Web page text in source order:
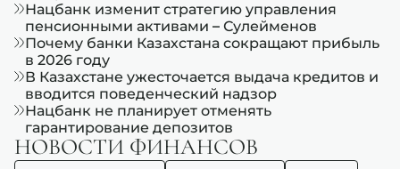
Нацбанк изменит стратегию управления
пенсионными активами – Сулейменов
Почему банки Казахстана сокращают прибыль
в 2026 году
В Казахстане ужесточается выдача кредитов и
вводится поведенческий надзор
Нацбанк не планирует отменять
гарантирование депозитов
НОВОСТИ ФИНАНСОВ